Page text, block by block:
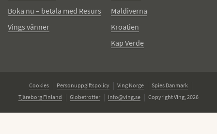
Boka nu – betala med Resurs
Vings vänner
Maldiverna
Kroatien
Kap Verde
Cookies Personuppgiftspolicy Ving Norge
Spies Danmark
Tjäreborg Finland
Globetrotter info@ving.se Copyright Ving, 2026